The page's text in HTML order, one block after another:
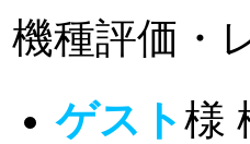
機種評価・
ゲスト様